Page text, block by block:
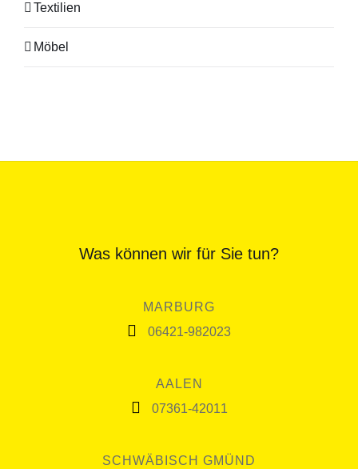
Textilien
Möbel
Was können wir für Sie tun?
MARBURG
06421-982023
AALEN
07361-42011
SCHWÄBISCH GMÜND